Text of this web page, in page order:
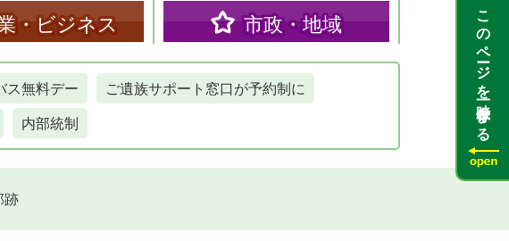
・ビジネス 市政・地域
ス無料デー
ご遺族サポート窓口が予約制に
内部統制
跡
このページを一時保存する